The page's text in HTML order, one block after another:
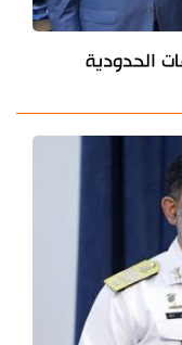
الحدودية